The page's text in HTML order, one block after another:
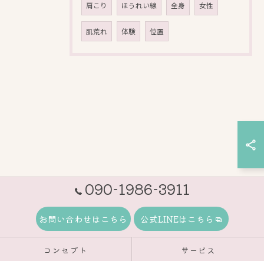
肩こり ほうれい線 全身 女性
肌荒れ 体験 位置
090-1986-3911
お問い合わせはこちら 公式LINEはこちら
コンセプト サービス